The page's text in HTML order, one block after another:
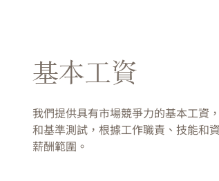
基本工資
我們提供具有市場競爭力的基本工資
和基準測試，根據工作職責、技能和
薪酬範圍。